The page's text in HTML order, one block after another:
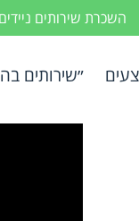
השכרת שירותים ניידים
״שירותים